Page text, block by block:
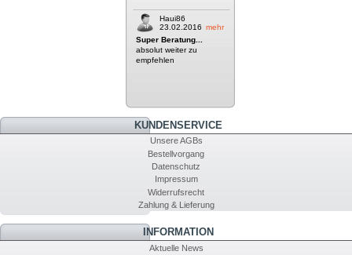
Haui86
23.02.2016 mehr
Super Beratung...
absolut weiter zu
empfehlen
KUNDENSERVICE
Unsere AGBs
Bestellvorgang
Datenschutz
Impressum
Widerrufsrecht
Zahlung & Lieferung
INFORMATION
Aktuelle News